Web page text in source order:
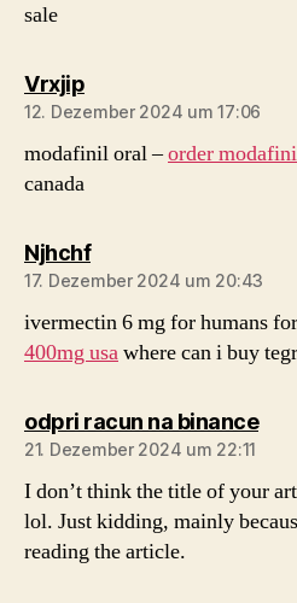
sale
Vrxjipsagt:
12. Dezember 2024 um 17:06
modafinil oral –order
canada
Njhchfsagt:
17. Dezember 2024 um 20:43
ivermectin 6 mg for humans
400mg usawhere can i buy
odpri racun na binancesagt:
21. Dezember 2024 um 22:11
I don’t think the title of your
lol. Just kidding, mainly
reading the article.